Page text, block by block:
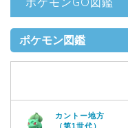
ポケモン図鑑
カントー地方
（第1世代）